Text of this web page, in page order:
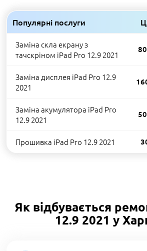
Популярні послуги
Заміна скла екрану з
тачскріном iPad Pro 12.9 2021
Заміна дисплея iPad Pro 12.9
2021
Заміна акумулятора iPad Pro
12.9 2021
Прошивка iPad Pro 12.9 2021
Як відбувається
12.9 2021 у